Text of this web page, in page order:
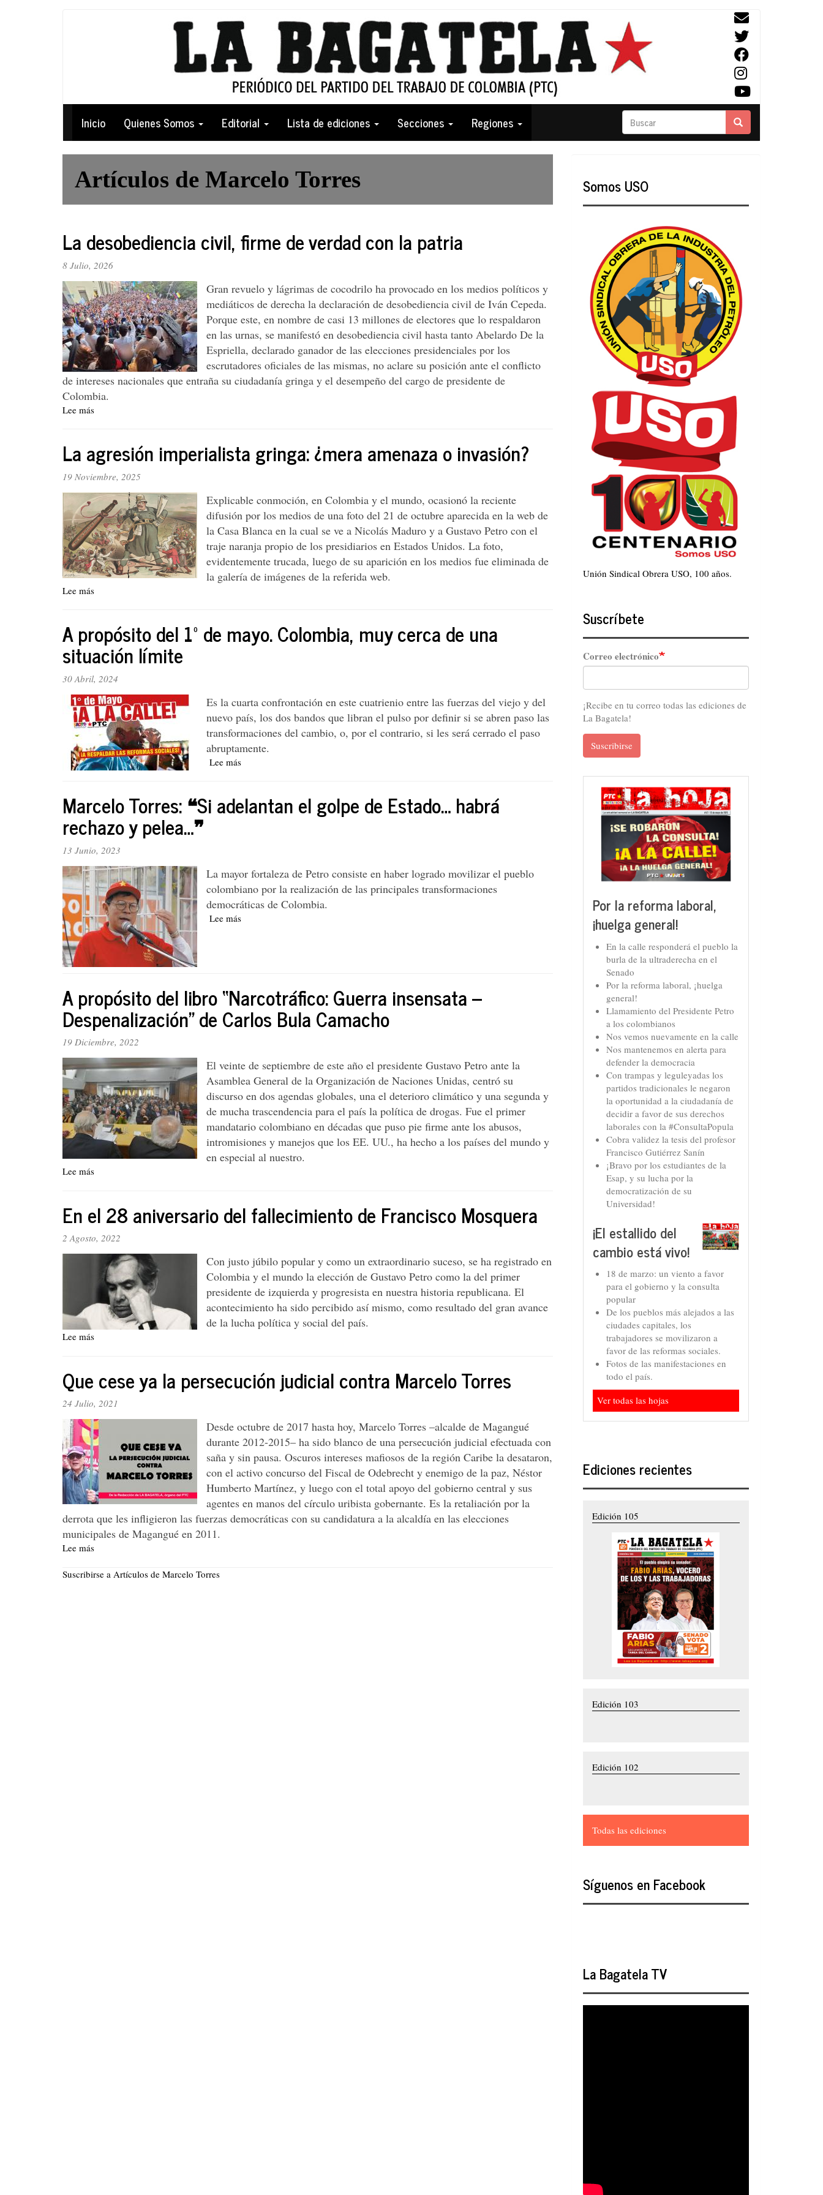
Navegación
principal
Inicio Quienes Somos Editorial Lista de ediciones Secciones Regiones Buscar Buscar
Artículos de Marcelo Torres
La desobediencia civil, firme de verdad con la patria
8 Julio, 2026
Gran revuelo y lágrimas de cocodrilo ha provocado en los medios políticos y
mediáticos de derecha la declaración de desobediencia civil de Iván Cepeda.
Porque este, en nombre de casi 13 millones de electores que lo respaldaron
en las urnas, se manifestó en desobediencia civil hasta tanto Abelardo De la
Espriella, declarado ganador de las elecciones presidenciales por los
escrutadores oficiales de las mismas, no aclare su posición ante el conflicto
de intereses nacionales que entraña su ciudadanía gringa y el desempeño del cargo de presidente de
Colombia.
Lee más
civil,
firme
de
con
la
patria
La agresión imperialista gringa: ¿mera amenaza o invasión?
19 Noviembre, 2025
Explicable conmoción, en Colombia y el mundo, ocasionó la reciente
difusión por los medios de una foto del 21 de octubre aparecida en la web de
la Casa Blanca en la cual se ve a Nicolás Maduro y a Gustavo Petro con el
traje naranja propio de los presidiarios en Estados Unidos. La foto,
evidentemente trucada, luego de su aparición en los medios fue eliminada de
la galería de imágenes de la referida web.
Lee más
imperialista
gringa:
¿mera
amenaza
o
invasión?
A propósito del 1º de mayo. Colombia, muy cerca de una
situación límite
30 Abril, 2024
Es la cuarta confrontación en este cuatrienio entre las fuerzas del viejo y del
nuevo país, los dos bandos que libran el pulso por definir si se abren paso las
transformaciones del cambio, o, por el contrario, si les será cerrado el paso
abruptamente.
Lee más
del
1º
cerca
de
una
Marcelo Torres: ❝Si adelantan el golpe de Estado… habrá
rechazo y pelea…❞
13 Junio, 2023
La mayor fortaleza de Petro consiste en haber logrado movilizar el pueblo
colombiano por la realización de las principales transformaciones
democráticas de Colombia.
Lee más
golpe
de
Estado…
pelea…❞
A propósito del libro “Narcotráfico: Guerra insensata –
Despenalización” de Carlos Bula Camacho
19 Diciembre, 2022
El veinte de septiembre de este año el presidente Gustavo Petro ante la
Asamblea General de la Organización de Naciones Unidas, centró su
discurso en dos agendas globales, una el deterioro climático y una segunda y
de mucha trascendencia para el país la política de drogas. Fue el primer
mandatario colombiano en décadas que puso pie firme ante los abusos,
intromisiones y manejos que los EE. UU., ha hecho a los países del mundo y
en especial al nuestro.
Lee más
del
libro
“Narcotráfico:
insensata
Despenalización”
de
Carlos
En el 28 aniversario del fallecimiento de Francisco Mosquera
2 Agosto, 2022
Con justo júbilo popular y como un extraordinario suceso, se ha registrado en
Colombia y el mundo la elección de Gustavo Petro como la del primer
presidente de izquierda y progresista en nuestra historia republicana. El
acontecimiento ha sido percibido así mismo, como resultado del gran avance
de la lucha política y social del país.
Lee más
28
aniversario
del
de
Francisco
Mosquera
Que cese ya la persecución judicial contra Marcelo Torres
24 Julio, 2021
Desde octubre de 2017 hasta hoy, Marcelo Torres –alcalde de Magangué
durante 2012-2015– ha sido blanco de una persecución judicial efectuada con
saña y sin pausa. Oscuros intereses mafiosos de la región Caribe la desataron,
con el activo concurso del Fiscal de Odebrecht y enemigo de la paz, Néstor
Humberto Martínez, y luego con el total apoyo del gobierno central y sus
agentes en manos del círculo uribista gobernante. Es la retaliación por la
derrota que les infligieron las fuerzas democráticas con su candidatura a la alcaldía en las elecciones
municipales de Magangué en 2011.
Lee más
cese
Suscribirse a Artículos de Marcelo Torres
Somos USO
Unión Sindical Obrera USO, 100 años.
Suscríbete
Correo electrónico
¡Recibe en tu correo todas las ediciones de
La Bagatela!
Suscribirse
Por la reforma laboral,
¡huelga general!
En la calle responderá el pueblo la
burla de la ultraderecha en el
Senado
Por la reforma laboral, ¡huelga
general!
Llamamiento del Presidente Petro
a los colombianos
Nos vemos nuevamente en la calle
Nos mantenemos en alerta para
defender la democracia
Con trampas y leguleyadas los
partidos tradicionales le negaron
la oportunidad a la ciudadanía de
decidir a favor de sus derechos
laborales con la #ConsultaPopula
Cobra validez la tesis del profesor
Francisco Gutiérrez Sanín
¡Bravo por los estudiantes de la
Esap, y su lucha por la
democratización de su
Universidad!
¡El estallido del
cambio está vivo!
18 de marzo: un viento a favor
para el gobierno y la consulta
popular
De los pueblos más alejados a las
ciudades capitales, los
trabajadores se movilizaron a
favor de las reformas sociales.
Fotos de las manifestaciones en
todo el país.
Ver todas las hojas
Ediciones recientes
Edición 105
Edición 103
Edición 102
Todas las ediciones
Síguenos en Facebook
La Bagatela TV